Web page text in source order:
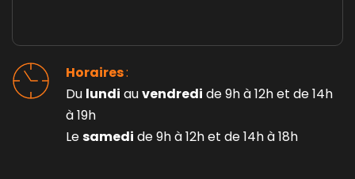
Horaires :
Du lundi au vendredi de 9h à 12h et de 14h
à 19h
Le samedi de 9h à 12h et de 14h à 18h